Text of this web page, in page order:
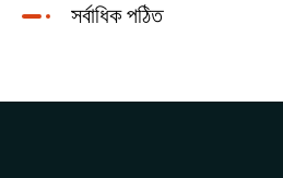
সর্বাধিক পঠিত